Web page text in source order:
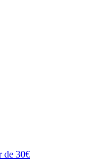
de 30€